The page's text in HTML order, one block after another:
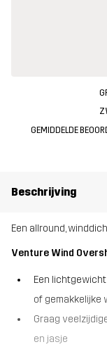
GEMIDDELDE
Beschrijving
Een allround,
Venture Wind
Een
of gemakkelijke
Graag
en jasje